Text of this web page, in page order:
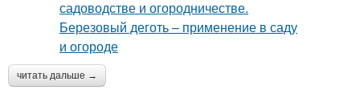
читать дальше →